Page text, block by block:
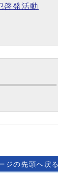
啓発活動
ジの先頭へ戻る